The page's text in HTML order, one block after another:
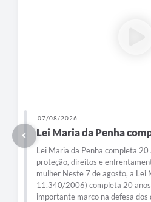
07/08/2026
Lei Maria da Penha
Lei Maria da Penha completa 20
proteção, direitos e
mulher Neste 7 de agosto, a Lei
11.340/2006) completa 20
importante marco na defesa